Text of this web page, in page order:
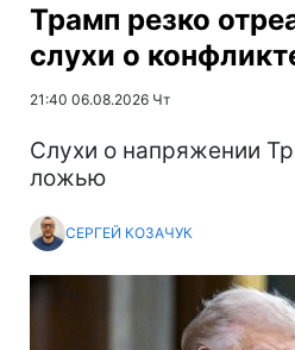
Трамп резко
слухи о
21:40 06.08.2026 Чт
Слухи о напряжении
ложью
СЕРГЕЙ КОЗАЧУК